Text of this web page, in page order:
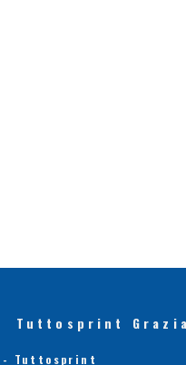
Tuttosprint
Tuttosprint